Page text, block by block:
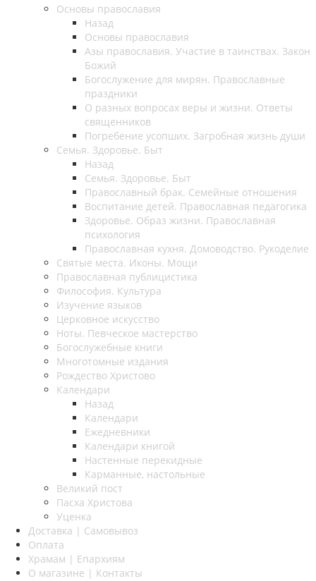
Основы православия
Назад
Основы православия
Азы православия. Участие в таинствах. Закон
Божий
Богослужение для мирян. Православные
праздники
О разных вопросах веры и жизни. Ответы
священников
Погребение усопших. Загробная жизнь души
Семья. Здоровье. Быт
Назад
Семья. Здоровье. Быт
Православный брак. Семейные отношения
Воспитание детей. Православная педагогика
Здоровье. Образ жизни. Православная
психология
Православная кухня. Домоводство. Рукоделие
Святые места. Иконы. Мощи
Православная публицистика
Философия. Культура
Изучение языков
Церковное искусство
Ноты. Певческое мастерство
Богослужебные книги
Многотомные издания
Рождество Христово
Календари
Назад
Календари
Ежедневники
Календари книгой
Настенные перекидные
Карманные, настольные
Великий пост
Пасха Христова
Уценка
Доставка | Самовывоз
Оплата
Храмам | Епархиям
О магазине | Контакты